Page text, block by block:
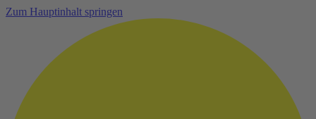
Zum Hauptinhalt springen